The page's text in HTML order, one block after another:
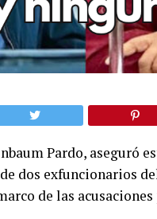
Pardo, aseguró
dos exfuncionarios
de las